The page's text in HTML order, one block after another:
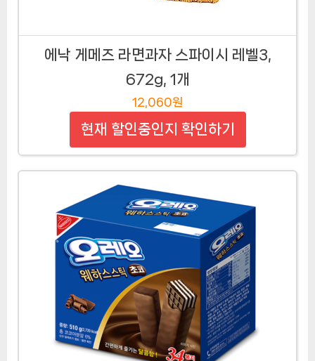
에낙 게메즈 라면과자 스파이시 레벨3,
672g, 1개
12,060원
현재 할인중인지 확인하기